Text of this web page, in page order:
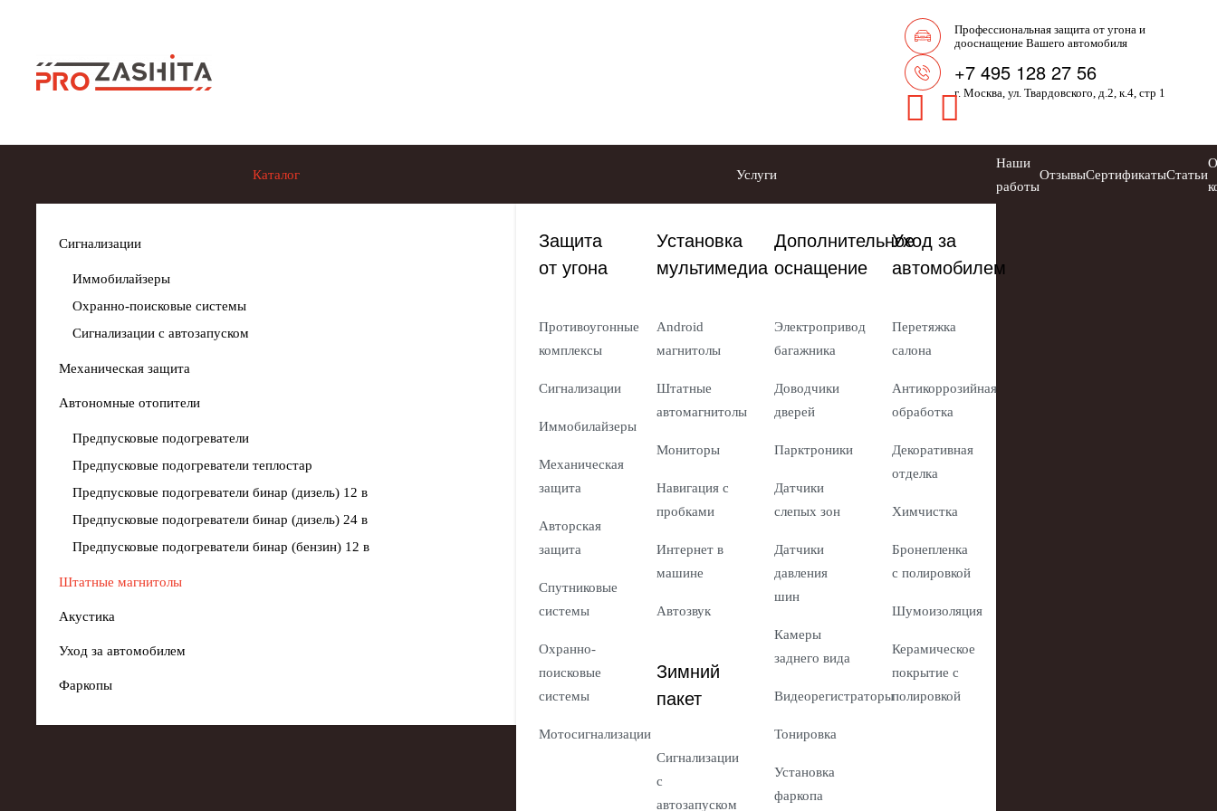
Профессиональная защита от угона и
дооснащение Вашего автомобиля
+7 495 128 27 56
г. Москва, ул. Твардовского, д.2, к.4, стр 1
Каталог
Сигнализации
Иммобилайзеры
Охранно-поисковые системы
Сигнализации с автозапуском
Механическая защита
Автономные отопители
Предпусковые подогреватели
Предпусковые подогреватели теплостар
Предпусковые подогреватели бинар (дизель) 12 в
Предпусковые подогреватели бинар (дизель) 24 в
Предпусковые подогреватели бинар (бензин) 12 в
Штатные магнитолы
Акустика
Уход за автомобилем
Фаркопы
Услуги
Защита
от угона
Противоугонные
комплексы
Сигнализации
Иммобилайзеры
Механическая
защита
Авторская
защита
Спутниковые
системы
Охранно-
поисковые
системы
Мотосигнализации
Установка
мультимедиа
Android
магнитолы
Штатные
автомагнитолы
Мониторы
Навигация с
пробками
Интернет в
машине
Автозвук
Зимний
пакет
Сигнализации
с
автозапуском
Дополнительное
оснащение
Электропривод
багажника
Доводчики
дверей
Парктроники
Датчики
слепых зон
Датчики
давления
шин
Камеры
заднего вида
Видеорегистраторы
Тонировка
Установка
фаркопа
Уход за
автомобилем
Перетяжка
салона
Антикоррозийная
обработка
Декоративная
отделка
Химчистка
Бронепленка
с полировкой
Шумоизоляция
Керамическое
покрытие с
полировкой
Наши
работы
ОтзывыСертификатыСтатьи
О